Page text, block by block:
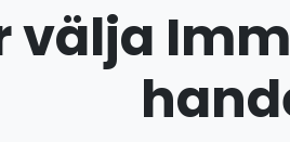
välja